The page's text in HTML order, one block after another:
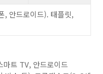
, 안드로이드). 태플릿,
마트 TV, 안드로이드